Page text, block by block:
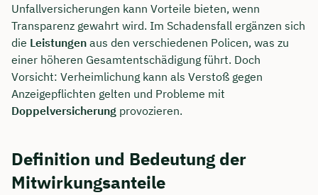
Unfallversicherungen kann Vorteile bieten, wenn
Transparenz gewahrt wird. Im Schadensfall ergänzen sich
die Leistungen aus den verschiedenen Policen, was zu
einer höheren Gesamtentschädigung führt. Doch
Vorsicht: Verheimlichung kann als Verstoß gegen
Anzeigepflichten gelten und Probleme mit
Doppelversicherung provozieren.
Definition und Bedeutung der
Mitwirkungsanteile